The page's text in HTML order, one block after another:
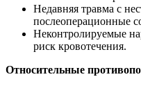
Недавняя травма с
послеоперационные
Неконтролируемые
риск кровотечения.
Относительные